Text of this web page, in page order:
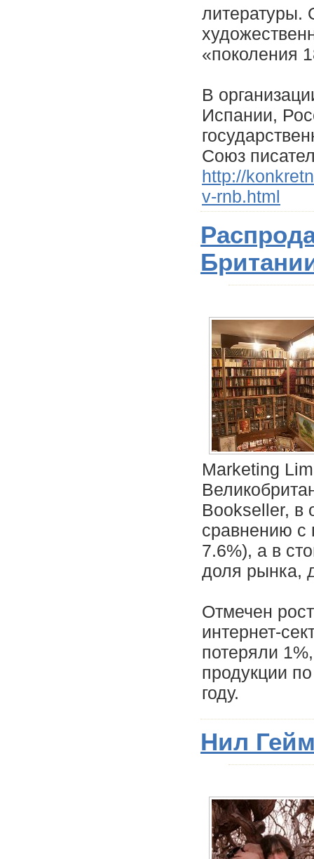
литературы.
«поколения
В
Испании,
Союз
http://
v-rnb.html
Marketing
Bookseller, в
сравнению с
7.6%), а в
доля рынка,
Отмечен
интернет-
потеряли
продукции
году.
Нил